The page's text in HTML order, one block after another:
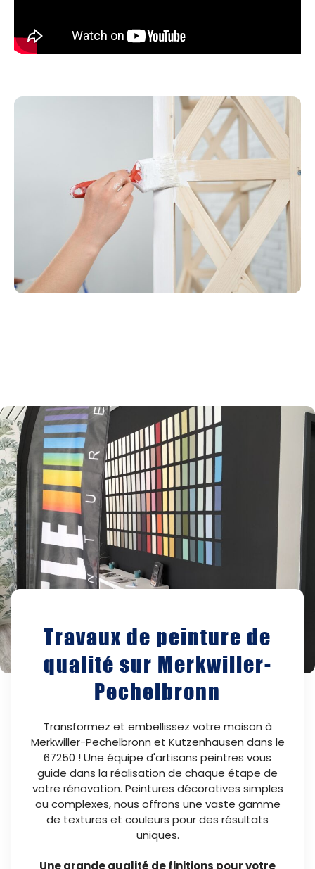
Travaux de peinture de
qualité sur Merkwiller-
Pechelbronn
Transformez et embellissez votre maison à
Merkwiller-Pechelbronn et Kutzenhausen dans le
67250 ! Une équipe d'artisans peintres vous
guide dans la réalisation de chaque étape de
votre rénovation. Peintures décoratives simples
ou complexes, nous offrons une vaste gamme
de textures et couleurs pour des résultats
uniques.